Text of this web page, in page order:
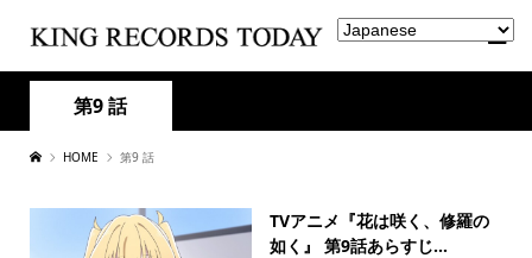
第9 話
HOME 第9 話
TVアニメ『花は咲く、修羅の
如く』 第9話あらすじ...